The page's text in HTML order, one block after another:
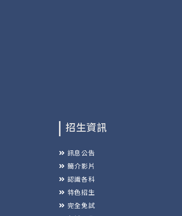
招生資訊
訊息公告
簡介影片
認識各科
特色招生
完全免試